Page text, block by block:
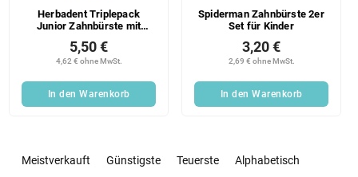
Herbadent Triplepack
Junior Zahnbürste mit
5,50 €
4,62 € ohne MwSt.
In den Warenkorb
Spiderman Zahnbürste 2er
Set für Kinder
3,20 €
2,69 € ohne MwSt.
In den Warenkorb
Meistverkauft Günstigste Teuerste Alphabetisch